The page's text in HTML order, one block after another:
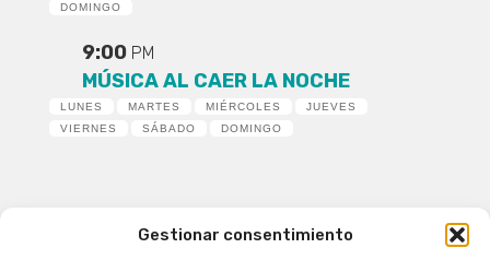
Gestionar consentimiento
DOMINGO
9:00 PM
MÚSICA AL CAER LA NOCHE
LUNES MARTES MIÉRCOLES
JUEVES
VIERNES
SÁBADO DOMINGO